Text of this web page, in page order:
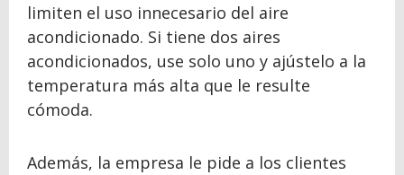
limiten el uso innecesario del aire
acondicionado. Si tiene dos aires
acondicionados, use solo uno y ajústelo a la
temperatura más alta que le resulte
cómoda.
Además, la empresa le pide a los clientes